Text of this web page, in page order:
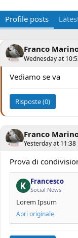
Profile posts
Franco
Wednesday at
Vediamo se va
Risposte (0)
Franco
Yesterday at 11:38
Prova di
Francesco
Social News
Lorem Ipsum
Apri originale